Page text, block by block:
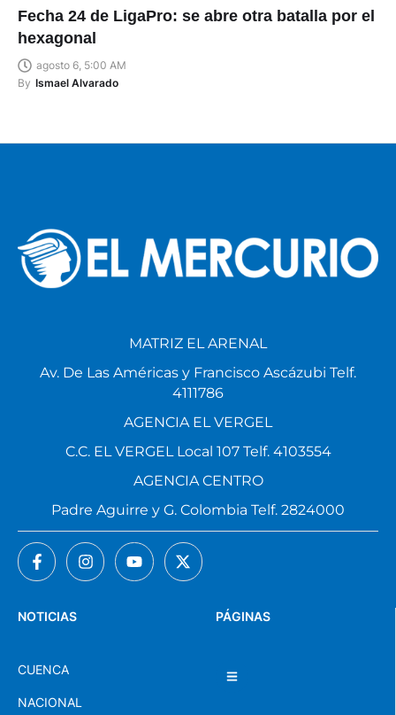
Fecha 24 de LigaPro: se abre otra batalla por el
hexagonal
agosto 6, 5:00 AM
By Ismael Alvarado
PÁGINAS
NOTICIAS
CUENCA
NACIONAL
MATRIZ EL ARENAL
Av. De Las Américas y Francisco Ascázubi Telf.
4111786
AGENCIA EL VERGEL
C.C. EL VERGEL Local 107 Telf. 4103554
AGENCIA CENTRO
Padre Aguirre y G. Colombia Telf. 2824000